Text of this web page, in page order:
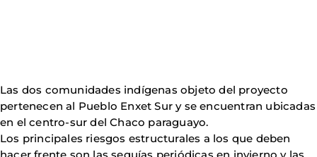
Las dos comunidades indígenas objeto del proyecto
pertenecen al Pueblo Enxet Sur y se encuentran ubicadas
en el centro-sur del Chaco paraguayo.
Los principales riesgos estructurales a los que deben